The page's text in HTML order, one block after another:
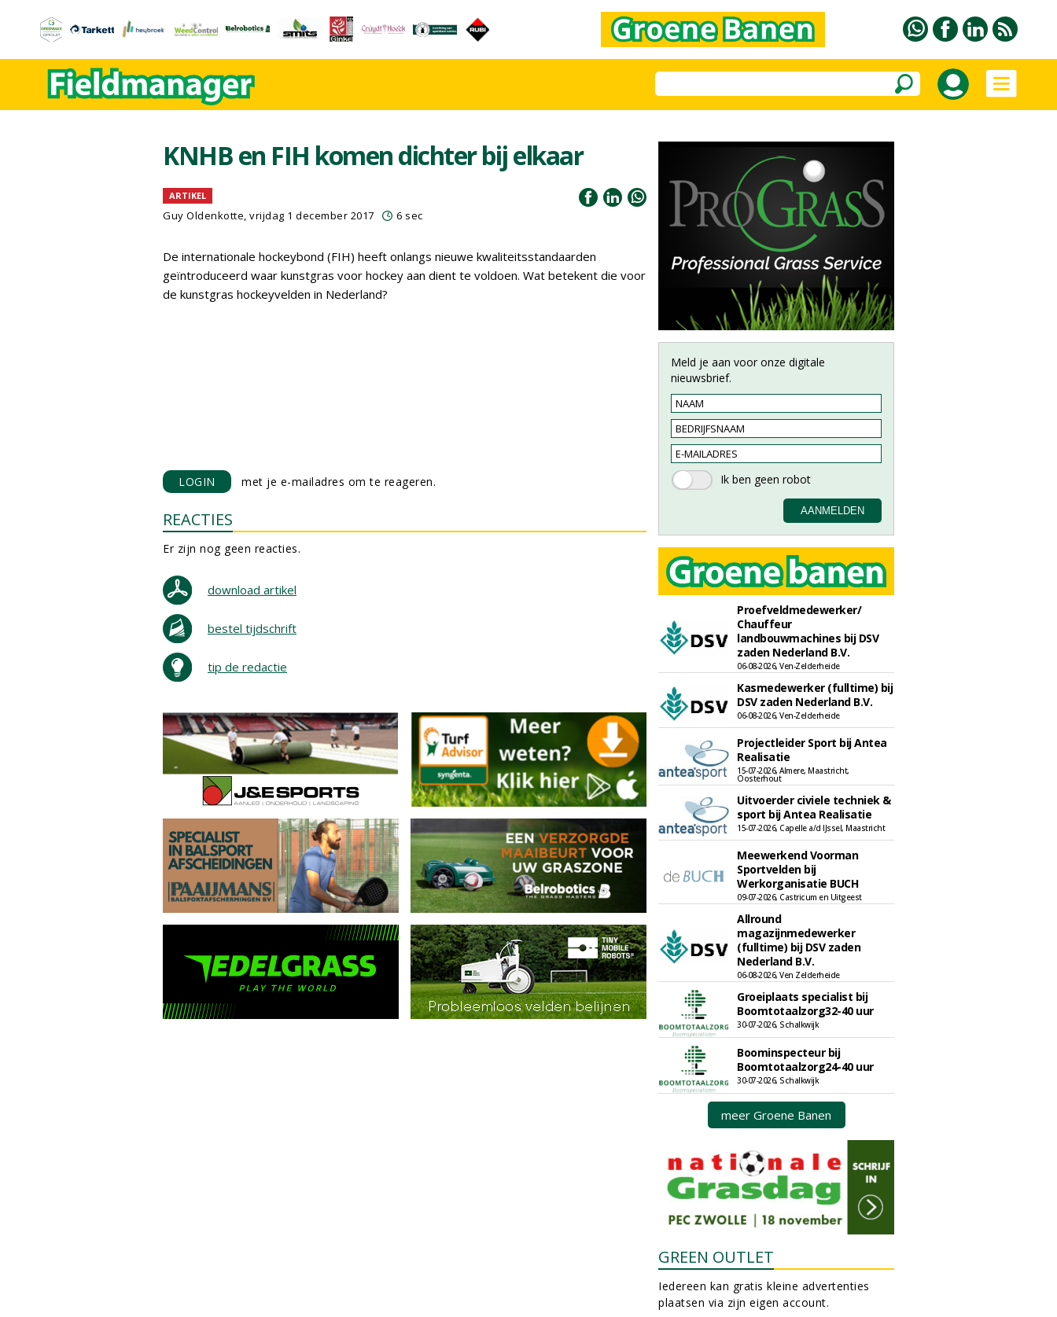
KNHB en FIH komen dichter bij elkaar
ARTIKEL
Guy Oldenkotte, vrijdag 1 december 2017 6 sec
De internationale hockeybond (FIH) heeft onlangs nieuwe kwaliteitsstandaarden
geïntroduceerd waar kunstgras voor hockey aan dient te voldoen. Wat betekent die voor
de kunstgras hockeyvelden in Nederland?
LOGIN met je e-mailadres om te reageren.
REACTIES
Er zijn nog geen reacties.
download artikel
bestel tijdschrift
tip de redactie
Meld je aan voor onze digitale
nieuwsbrief.
Proefveldmedewerker/
Chauffeur
landbouwmachines bij DSV
zaden Nederland B.V.
06-08-2026, Ven-Zelderheide
Kasmedewerker (fulltime) bij
DSV zaden Nederland B.V.
06-08-2026, Ven-Zelderheide
Projectleider Sport bij Antea
Realisatie
15-07-2026, Almere, Maastricht,
Oosterhout
Uitvoerder civiele techniek &
sport bij Antea Realisatie
15-07-2026, Capelle a/d IJssel, Maastricht
Meewerkend Voorman
Sportvelden bij
Werkorganisatie BUCH
09-07-2026, Castricum en Uitgeest
Allround
magazijnmedewerker
(fulltime) bij DSV zaden
Nederland B.V.
06-08-2026, Ven Zelderheide
Groeiplaats specialist bij
Boomtotaalzorg32-40 uur
30-07-2026, Schalkwijk
Boominspecteur bij
Boomtotaalzorg24-40 uur
30-07-2026, Schalkwijk
meer Groene Banen
GREEN OUTLET
Iedereen kan gratis kleine advertenties
plaatsen via zijn eigen account.